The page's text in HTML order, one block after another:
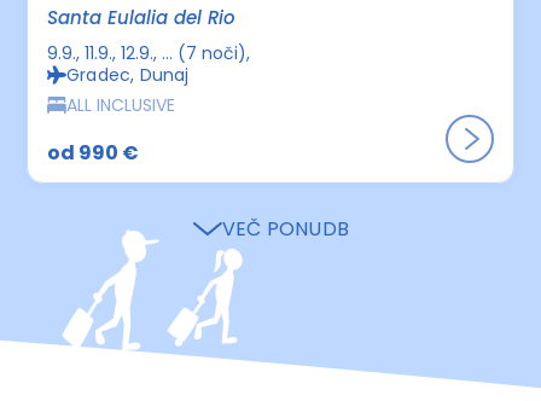
Santa Eulalia del Rio
9.9., 11.9., 12.9., ... (7 noči)
Gradec, Dunaj
ALL INCLUSIVE
od 990 €
VEČ PONUDB